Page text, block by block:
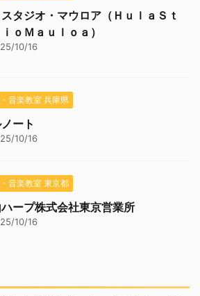
タジオ・マウロア（ＨｕｌａＳｔ
ｏＭａｕｌｏａ）
10/16
音楽教室 兵庫県
ート
10/16
音楽教室 東京都
ープ株式会社東京営業所
10/16